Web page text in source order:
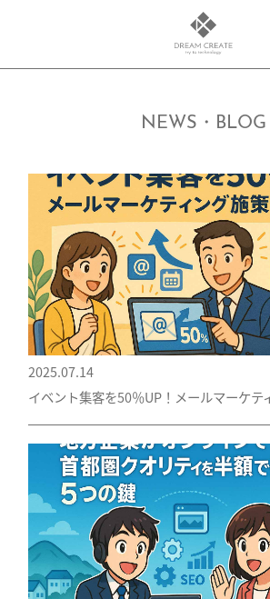
NEWS・BLOG
2025.07.14
イベント集客を50％UP！メールマーケテ